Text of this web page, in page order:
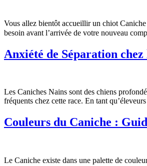
Vous allez bientôt accueillir un chiot
besoin avant l’arrivée de votre nouveau
Anxiété de Séparation
Les Caniches Nains sont des chiens
fréquents chez cette race. En tant
Couleurs du Caniche :
Le Caniche existe dans une palette de